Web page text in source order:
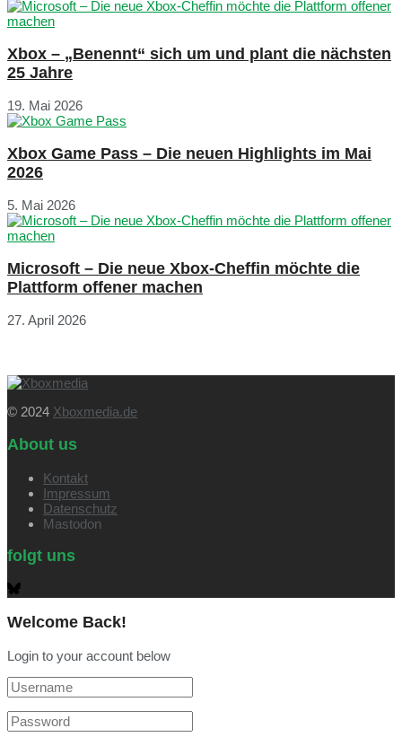
Xbox – „Benennt“ sich um und plant die nächsten
25 Jahre
19. Mai 2026
Xbox Game Pass – Die neuen Highlights im Mai
2026
5. Mai 2026
Microsoft – Die neue Xbox-Cheffin möchte die
Plattform offener machen
27. April 2026
© 2024 Xboxmedia.de
About us
Kontakt
Impressum
Datenschutz
Mastodon
folgt uns
Welcome Back!
Login to your account below